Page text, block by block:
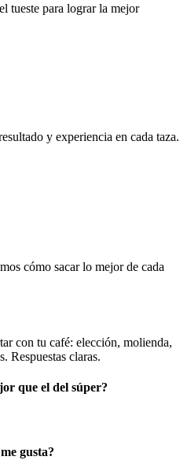
tueste para lograr la mejor
y experiencia en cada taza.
cómo sacar lo mejor de cada
con tu café: elección, molienda,
Respuestas claras.
que el del súper?
gusta?